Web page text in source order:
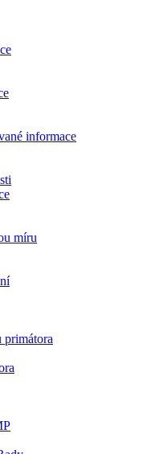
informace
míru
primátora